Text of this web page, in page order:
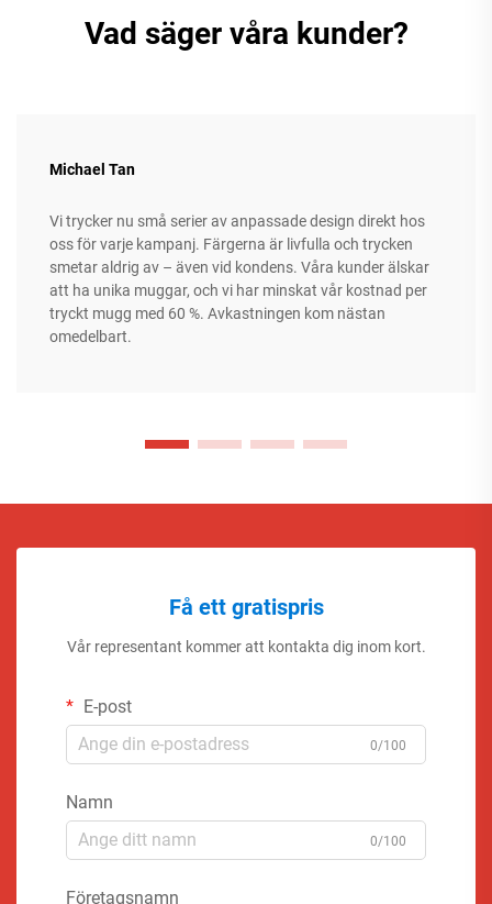
Vad säger våra kunder?
Michael Tan
Vi trycker nu små serier av anpassade design direkt hos
oss för varje kampanj. Färgerna är livfulla och trycken
smetar aldrig av – även vid kondens. Våra kunder älskar
att ha unika muggar, och vi har minskat vår kostnad per
tryckt mugg med 60 %. Avkastningen kom nästan
omedelbart.
Få ett gratispris
Vår representant kommer att kontakta dig inom kort.
E-post
0/100
Namn
0/100
Företagsnamn